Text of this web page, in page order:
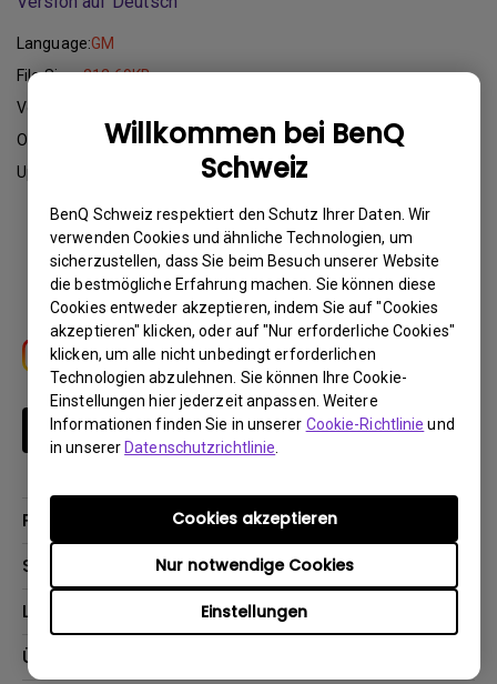
Willkommen bei BenQ
Schweiz
BenQ Schweiz respektiert den Schutz Ihrer Daten. Wir
verwenden Cookies und ähnliche Technologien, um
sicherzustellen, dass Sie beim Besuch unserer Website
die bestmögliche Erfahrung machen. Sie können diese
Cookies entweder akzeptieren, indem Sie auf "Cookies
akzeptieren" klicken, oder auf "Nur erforderliche Cookies"
klicken, um alle nicht unbedingt erforderlichen
Technologien abzulehnen. Sie können Ihre Cookie-
Einstellungen hier jederzeit anpassen. Weitere
Informationen finden Sie in unserer Cookie-Richtlinie und
in unsererDatenschutzrichtlinie
Einstellungen
Nur notwendige Cookies
Cookies akzeptieren
Language:GM
File Size:212.69KB
Version:
Operating System:
Update:
Download
Newsletter abonnieren
Produkte
Monitore
Dockingstation
Support
Garantie
Lösungen
Für Bildungsstätten
Über BenQ